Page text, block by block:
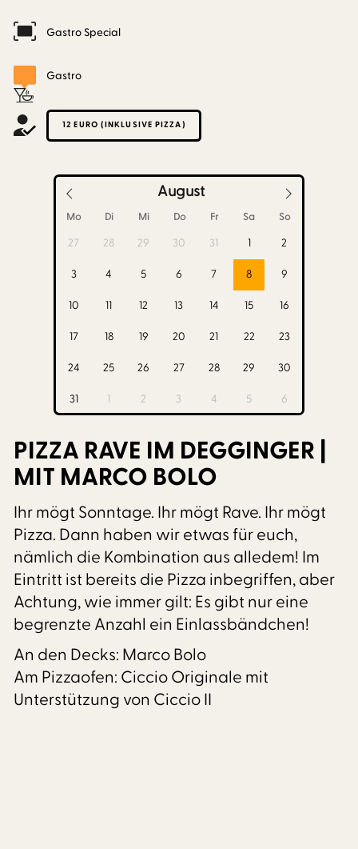
Gastro Special
Gastro
12 EURO (INKLUSIVE PIZZA)
August
Mo Di Mi Do Fr Sa So
27 28 29 30 31 1 2
3 4 5 6 7 8 9
10 11 12 13 14 15 16
17 18 19 20 21 22 23
24 25 26 27 28 29 30
31 1 2 3 4 5 6
PIZZA RAVE IM DEGGINGER |
MIT MARCO BOLO
Ihr mögt Sonntage. Ihr mögt Rave. Ihr mögt
Pizza. Dann haben wir etwas für euch,
nämlich die Kombination aus alledem! Im
Eintritt ist bereits die Pizza inbegriffen, aber
Achtung, wie immer gilt: Es gibt nur eine
begrenzte Anzahl ein Einlassbändchen!
An den Decks: Marco Bolo
Am Pizzaofen: Ciccio Originale mit
Unterstützung von Ciccio II